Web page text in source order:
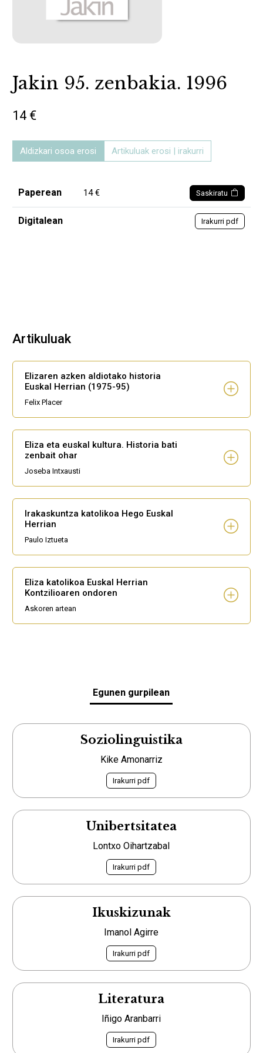
Jakin 95. zenbakia. 1996
14 €
Aldizkari osoa erosi Artikuluak erosi | irakurri
Paperean 14 € Saskiratu
Digitalean Irakurri pdf
Artikuluak
Elizaren azken aldiotako historia
Euskal Herrian (1975-95)
Felix Placer
Eliza eta euskal kultura. Historia bati
zenbait ohar
Joseba Intxausti
Irakaskuntza katolikoa Hego Euskal
Herrian
Paulo Iztueta
Eliza katolikoa Euskal Herrian
Kontzilioaren ondoren
Askoren artean
Egunen gurpilean
Soziolinguistika
Kike Amonarriz
Irakurri pdf
Unibertsitatea
Lontxo Oihartzabal
Irakurri pdf
Ikuskizunak
Imanol Agirre
Irakurri pdf
Literatura
Iñigo Aranbarri
Irakurri pdf